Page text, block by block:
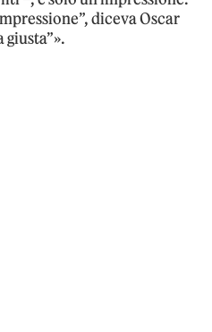
diceva Oscar